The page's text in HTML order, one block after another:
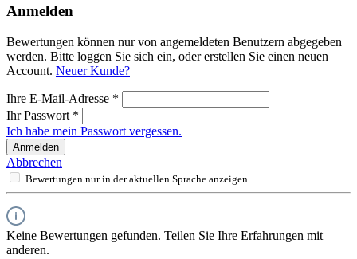
Anmelden
Bewertungen können nur von angemeldeten Benutzern abgegeben
werden. Bitte loggen Sie sich ein, oder erstellen Sie einen neuen
Account. Neuer Kunde?
Ihre E-Mail-Adresse *
Ihr Passwort *
Ich habe mein Passwort vergessen.
Anmelden
Abbrechen
Bewertungen nur in der aktuellen Sprache anzeigen.
Keine Bewertungen gefunden. Teilen Sie Ihre Erfahrungen mit
anderen.